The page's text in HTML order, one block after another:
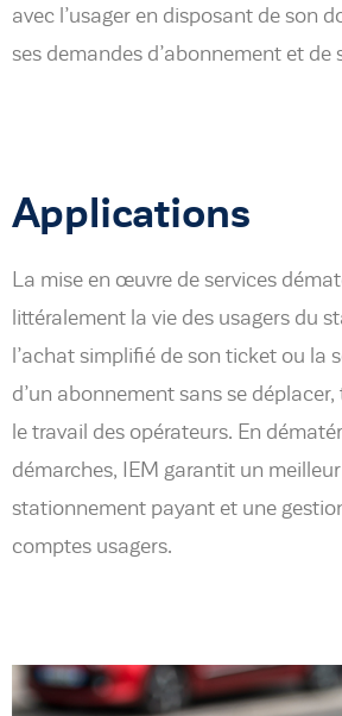
avec l’usager en disposant de son
ses demandes d’abonnement et de
Applications
La mise en œuvre de services
littéralement la vie des usagers du
l’achat simplifié de son ticket ou la
d’un abonnement sans se
le travail des opérateurs. En
démarches, IEM garantit un
stationnement payant et une
comptes usagers.